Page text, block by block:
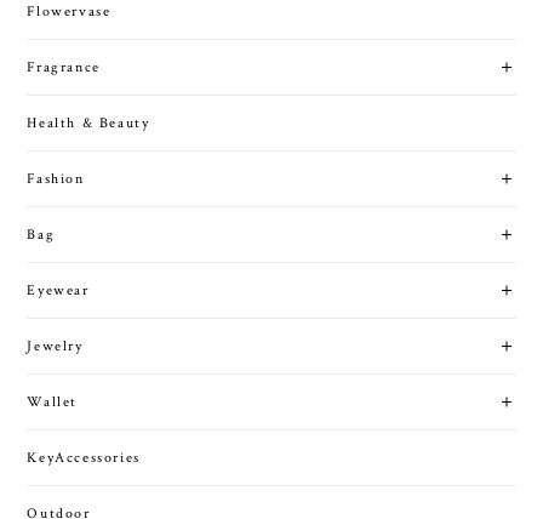
Flowervase
Fragrance
Health & Beauty
Fashion
Bag
Eyewear
Jewelry
Wallet
KeyAccessories
Outdoor